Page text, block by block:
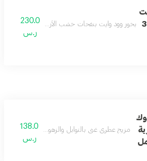
35
بخور وود وايت بنفحات خشب الأرز والكراميل
230.0
ر.س
مزيج عطري غني بالتوابل والزهور والأخشاب
138.0
ر.س